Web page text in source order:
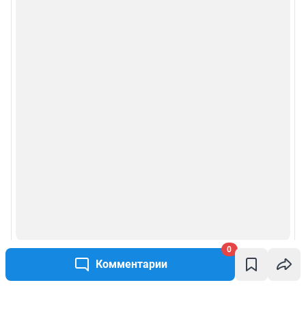
Комментарии
0